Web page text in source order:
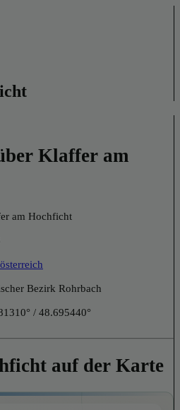
Klaffer am
am Hochficht
Bezirk Rohrbach
/ 48.695440°
auf der Karte